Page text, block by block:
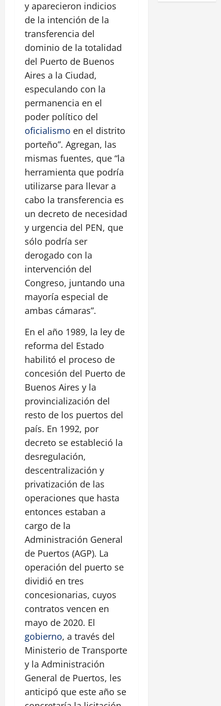
y aparecieron indicios
de la intención de la
transferencia del
dominio de la totalidad
del Puerto de Buenos
Aires a la Ciudad,
especulando con la
permanencia en el
poder político del
oficialismo en el distrito
porteño”. Agregan, las
mismas fuentes, que “la
herramienta que podría
utilizarse para llevar a
cabo la transferencia es
un decreto de necesidad
y urgencia del PEN, que
sólo podría ser
derogado con la
intervención del
Congreso, juntando una
mayoría especial de
ambas cámaras”.
En el año 1989, la ley de
reforma del Estado
habilitó el proceso de
concesión del Puerto de
Buenos Aires y la
provincialización del
resto de los puertos del
país. En 1992, por
decreto se estableció la
desregulación,
descentralización y
privatización de las
operaciones que hasta
entonces estaban a
cargo de la
Administración General
de Puertos (AGP). La
operación del puerto se
dividió en tres
concesionarias, cuyos
contratos vencen en
mayo de 2020. El
gobierno, a través del
Ministerio de Transporte
y la Administración
General de Puertos, les
anticipó que este año se